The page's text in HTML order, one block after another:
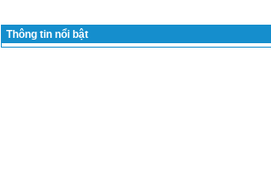
Thông tin nổi bật